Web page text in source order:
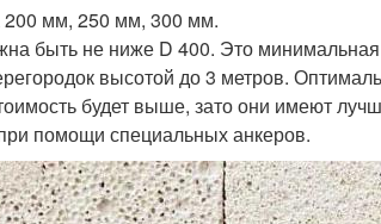
мм, 250 мм, 300 мм.
быть не ниже D 400. Это
высотой до 3 метров.
будет выше, зато они имеют
помощи специальных анкеров.